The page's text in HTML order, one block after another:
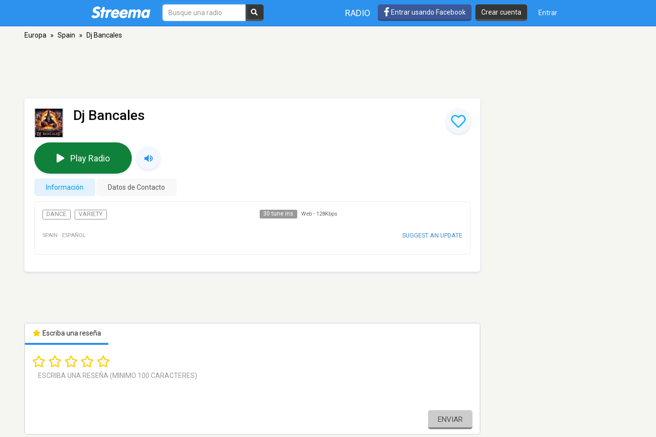
RADIO Entrar usando Facebook Crear cuenta Entrar
Europa » Spain » Dj Bancales
Dj Bancales
Play Radio
Información Datos de Contacto
DANCE VARIETY 30 tune ins Web - 128Kbps
SPAIN · ESPAÑOL SUGGEST AN UPDATE
Escriba una reseña
ENVIAR